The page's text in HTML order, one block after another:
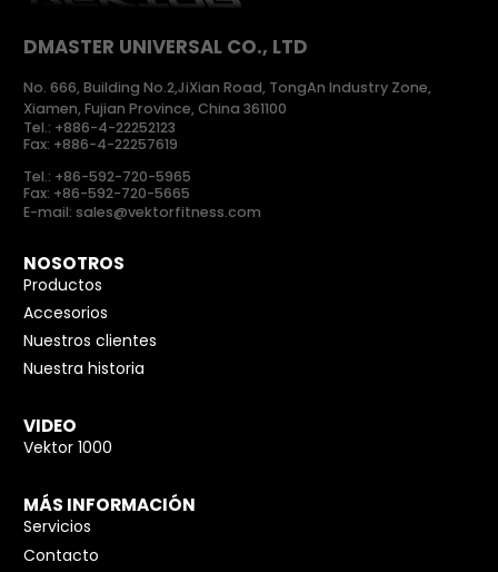
DMASTER UNIVERSAL CO., LTD
No. 666, Building No.2,JiXian Road, TongAn Industry Zone,
Xiamen, Fujian Province, China 361100
Tel.: +886-4-22252123
Fax: +886-4-22257619
Tel.: +86-592-720-5965
Fax: +86-592-720-5665
E-mail: sales@vektorfitness.com
NOSOTROS
Productos
Accesorios
Nuestros clientes
Nuestra historia
VIDEO
Vektor 1000
MÁS INFORMACIÓN
Servicios
Contacto